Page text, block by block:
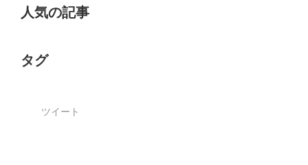
人気の記事
タグ
ツイート